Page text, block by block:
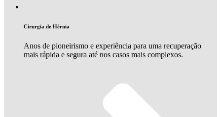
Cirurgia de Hérnia
Anos de pioneirismo e experiência para uma recuperação
mais rápida e segura até nos casos mais complexos.